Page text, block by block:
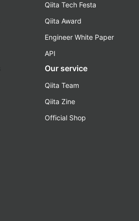
Qiita Tech Festa
Qiita Award
Engineer White Paper
API
Our service
Qiita Team
Qiita Zine
Official Shop